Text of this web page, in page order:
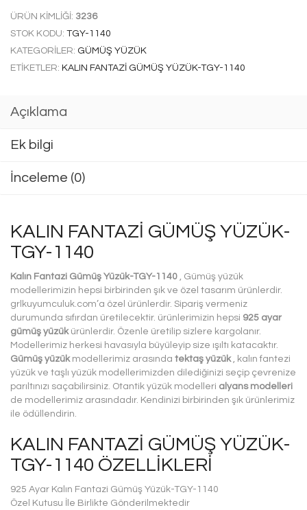
ÜRÜN KIMLIĞI: 3236
STOK KODU: TGY-1140
KATEGORILER: GÜMÜŞ YÜZÜK
ETIKETLER: KALIN FANTAZI GÜMÜŞ YÜZÜK-TGY-1140
Açıklama
Ek bilgi
İnceleme (0)
KALIN FANTAZI GÜMÜŞ YÜZÜK-
TGY-1140
Kalın Fantazi Gümüş Yüzük-TGY-1140 , Gümüş yüzük
modellerimizin hepsi birbirinden şık ve özel tasarım ürünlerdir.
grlkuyumculuk.com’a özel ürünlerdir. Sipariş vermeniz
durumunda sıfırdan üretilecektir. ürünlerimizin hepsi 925 ayar
gümüş yüzükürünlerdir. Özenle üretilip sizlere kargolanır.
Modellerimiz herkesi havasıyla büyüleyip size ışıltı katacaktır.
Gümüş yüzükmodellerimiz arasında tektaş yüzük, kalın fantezi
yüzük ve taşlı yüzük modellerimizden dilediğinizi seçip çevrenize
parıltınızı saçabilirsiniz. Otantik yüzük modelleri alyans modelleri
de modellerimiz arasındadır. Kendinizi birbirinden şık ürünlerimiz
ile ödüllendirin.
KALIN FANTAZI GÜMÜŞ YÜZÜK-
TGY-1140 ÖZELLIKLERI
925 Ayar Kalın Fantazi Gümüş Yüzük-TGY-1140
Özel Kutusu İle Birlikte Gönderilmektedir